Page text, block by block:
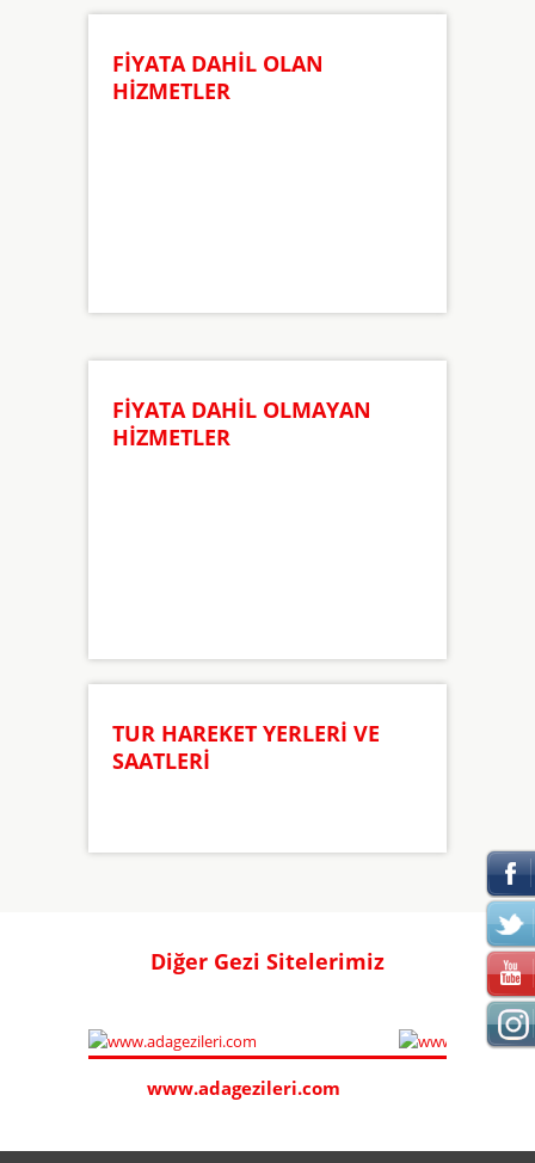
FİYATA DAHİL OLAN
HİZMETLER
FİYATA DAHİL OLMAYAN
HİZMETLER
TUR HAREKET YERLERİ VE
SAATLERİ
Diğer Gezi Sitelerimiz
www.adagezileri.com